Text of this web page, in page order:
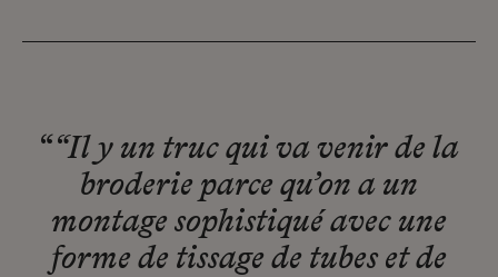
““Il y un truc qui va venir de la
broderie parce qu’on a un
montage sophistiqué avec une
forme de tissage de tubes et de